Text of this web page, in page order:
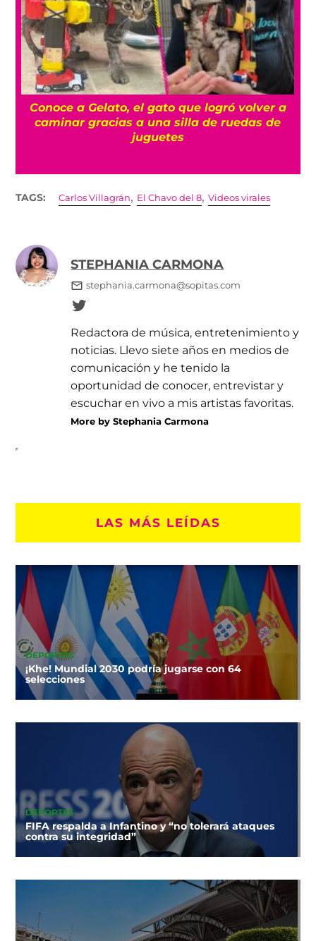
Conoce a Gelato, el gato que logró volver a
caminar gracias a una silla de ruedas de
juguetes
TAGS: Carlos Villagrán, El Chavo del 8,Videos virales
STEPHANIA CARMONA
stephania.carmona@sopitas.com
Redactora de música, entretenimiento y
noticias. Llevo siete años en medios de
comunicación y he tenido la
oportunidad de conocer, entrevistar y
escuchar en vivo a mis artistas favoritas.
More by Stephania Carmona
LAS MÁS LEÍDAS
DEPORTES
¡Khe! Mundial 2030 podría jugarse con 64
selecciones
DEPORTES
FIFA respalda a Infantino y “no tolerará ataques
contra su integridad”